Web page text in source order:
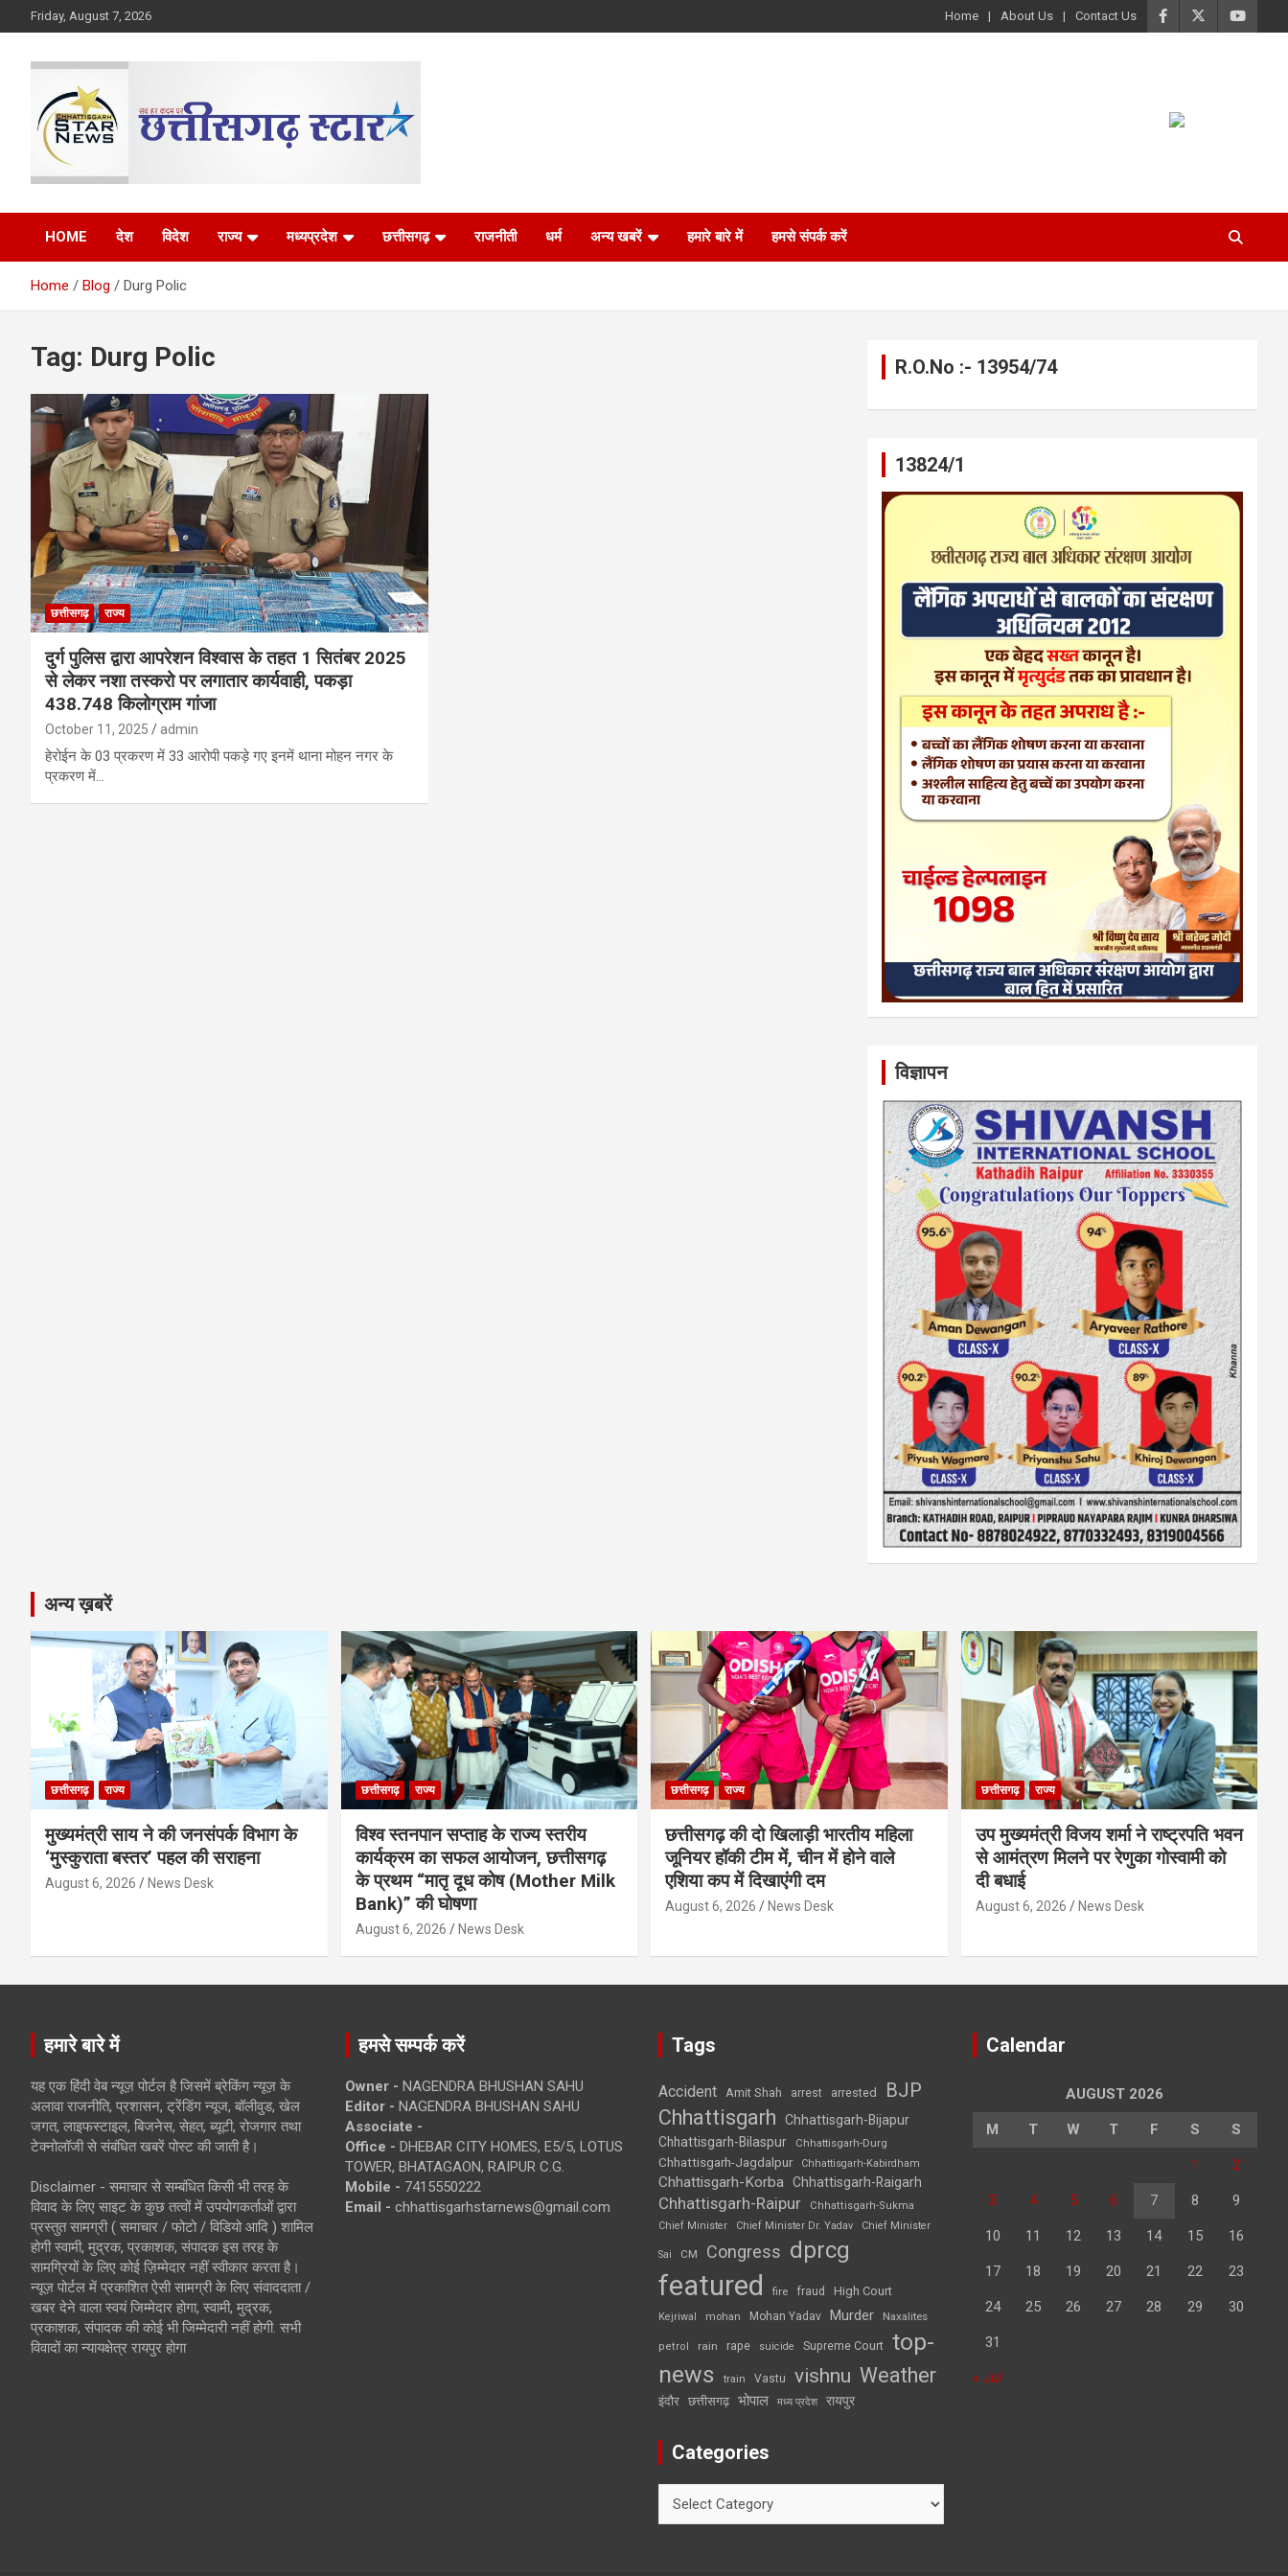
to
Friday, August 7, 2026 Home About Us Contact Us
Chhattisgarh Star
HOME देश विदेश राज्य मध्यप्रदेश छत्तीसगढ़ राजनीती धर्म अन्य खबरें हमारे बारे में हमसे संपर्क करें
Home Blog Durg Polic
Tag: Durg Polic
छत्तीसगढ़ राज्य
दुर्ग पुलिस द्वारा आपरेशन विश्वास के तहत 1 सितंबर 2025
से लेकर नशा तस्करो पर लगातार कार्यवाही, पकड़ा
438.748 किलोग्राम गांजा
October 11, 2025 admin
हेरोईन के 03 प्रकरण में 33 आरोपी पकड़े गए इनमें थाना मोहन नगर के
प्रकरण में…
R.O.No :- 13954/74
13824/1
विज्ञापन
अन्य ख़बरें
छत्तीसगढ़ राज्य
मुख्यमंत्री साय ने की जनसंपर्क विभाग के
‘मुस्कुराता बस्तर’ पहल की सराहना
August 6, 2026 News Desk
छत्तीसगढ़ राज्य
विश्व स्तनपान सप्ताह के राज्य स्तरीय
कार्यक्रम का सफल आयोजन, छत्तीसगढ़
के प्रथम “मातृ दूध कोष (Mother Milk
Bank)” की घोषणा
August 6, 2026 News Desk
छत्तीसगढ़ राज्य
छत्तीसगढ़ की दो खिलाड़ी भारतीय महिला
जूनियर हॉकी टीम में, चीन में होने वाले
एशिया कप में दिखाएंगी दम
August 6, 2026 News Desk
छत्तीसगढ़ राज्य
उप मुख्यमंत्री विजय शर्मा ने राष्ट्रपति भवन
से आमंत्रण मिलने पर रेणुका गोस्वामी को
दी बधाई
August 6, 2026 News Desk
हमारे बारे में
यह एक हिंदी वेब न्यूज़ पोर्टल है जिसमें ब्रेकिंग न्यूज़ के
अलावा राजनीति, प्रशासन, ट्रेंडिंग न्यूज, बॉलीवुड, खेल
जगत, लाइफस्टाइल, बिजनेस, सेहत, ब्यूटी, रोजगार तथा
टेक्नोलॉजी से संबंधित खबरें पोस्ट की जाती है।
Disclaimer - समाचार से सम्बंधित किसी भी तरह के
विवाद के लिए साइट के कुछ तत्वों में उपयोगकर्ताओं द्वारा
प्रस्तुत सामग्री ( समाचार / फोटो / विडियो आदि ) शामिल
होगी स्वामी, मुद्रक, प्रकाशक, संपादक इस तरह के
सामग्रियों के लिए कोई ज़िम्मेदार नहीं स्वीकार करता है।
न्यूज़ पोर्टल में प्रकाशित ऐसी सामग्री के लिए संवाददाता /
खबर देने वाला स्वयं जिम्मेदार होगा, स्वामी, मुद्रक,
प्रकाशक, संपादक की कोई भी जिम्मेदारी नहीं होगी. सभी
विवादों का न्यायक्षेत्र रायपुर होगा
हमसे सम्पर्क करें
Owner - NAGENDRA BHUSHAN SAHU
Editor - NAGENDRA BHUSHAN SAHU
Associate -
Office - DHEBAR CITY HOMES, E5/5, LOTUS
TOWER, BHATAGAON, RAIPUR C.G.
Mobile - 7415550222
Email - chhattisgarhstarnews@gmail.com
Tags
Accident Amit Shah arrest arrested BJP
Chhattisgarh
Chhattisgarh-Bijapur
Chhattisgarh-Bilaspur
Chhattisgarh-Durg
Chhattisgarh-Jagdalpur Chhattisgarh-Kabirdham
Chhattisgarh-Korba Chhattisgarh-Raigarh
Chhattisgarh-Raipur
Chhattisgarh-Sukma
Chief Minister
Chief Minister Dr. Yadav Chief Minister
Sai CM Congress dprcg
featured fire fraud High Court
Kejriwal mohan Mohan Yadav Murder Naxalites
petrol rain rape suicide Supreme Court top-
news
train Vastu vishnu Weather
इंदौर छत्तीसगढ़ भोपाल मध्य प्रदेश रायपुर
Categories
Calendar
AUGUST 2026
M T W T F S S
1 2
3 4 5 6 7 8 9
10 11 12 13 14 15 16
17 18 19 20 21 22 23
24 25 26 27 28 29 30
31
« Jul